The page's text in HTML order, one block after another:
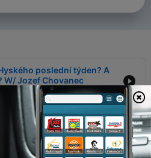
poslední týden? A
W/ Jozef Chovanec
Sparta v Brně, Slavia